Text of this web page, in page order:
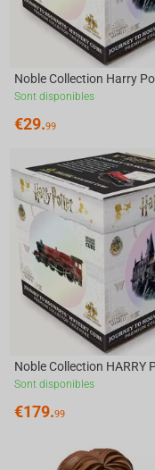
Sont disponibles
€29.99
Sont disponibles
€179.99